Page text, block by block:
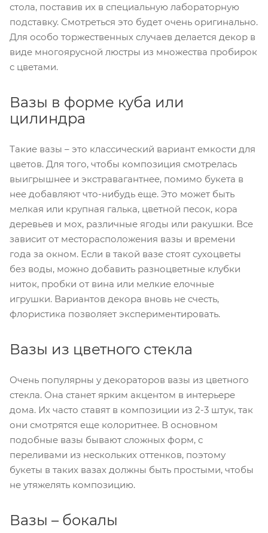
стола, поставив их в специальную лабораторную
подставку. Смотреться это будет очень оригинально.
Для особо торжественных случаев делается декор в
виде многоярусной люстры из множества пробирок
с цветами.
Вазы в форме куба или
цилиндра
Такие вазы – это классический вариант емкости для
цветов. Для того, чтобы композиция смотрелась
выигрышнее и экстравагантнее, помимо букета в
нее добавляют что-нибудь еще. Это может быть
мелкая или крупная галька, цветной песок, кора
деревьев и мох, различные ягоды или ракушки. Все
зависит от месторасположения вазы и времени
года за окном. Если в такой вазе стоят сухоцветы
без воды, можно добавить разноцветные клубки
ниток, пробки от вина или мелкие елочные
игрушки. Вариантов декора вновь не счесть,
флористика позволяет экспериментировать.
Вазы из цветного стекла
Очень популярны у декораторов вазы из цветного
стекла. Она станет ярким акцентом в интерьере
дома. Их часто ставят в композиции из 2-3 штук, так
они смотрятся еще колоритнее. В основном
подобные вазы бывают сложных форм, с
переливами из нескольких оттенков, поэтому
букеты в таких вазах должны быть простыми, чтобы
не утяжелять композицию.
Вазы – бокалы